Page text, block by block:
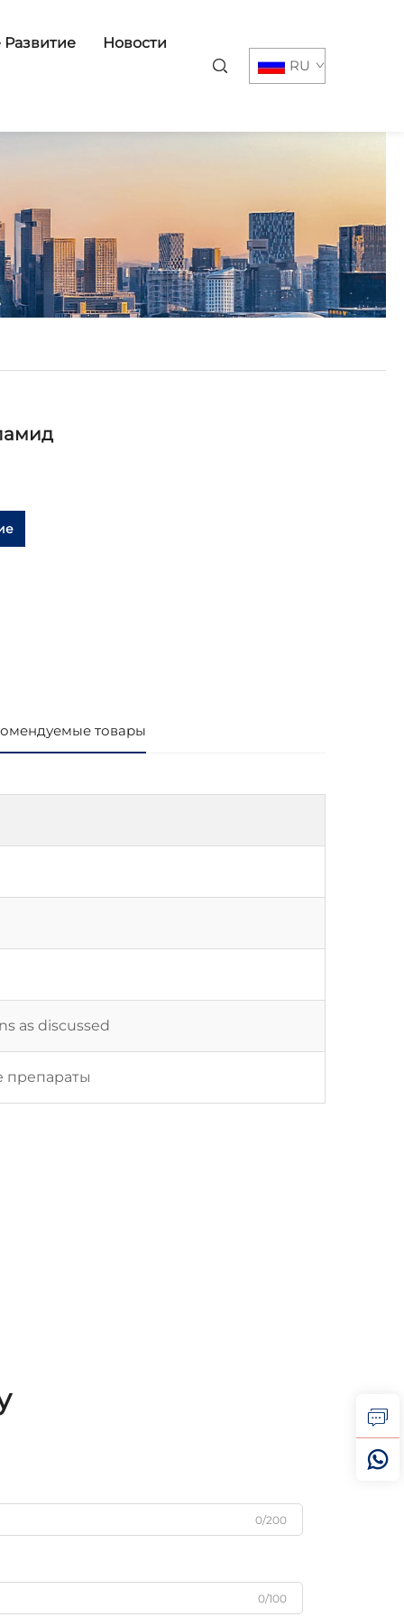
Развитие Новости
RU
товары
as discussed
препараты
0/200
0/100